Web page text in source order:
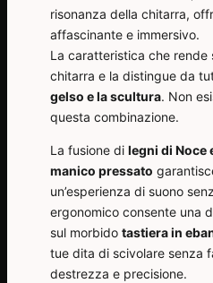
risonanza della chitarra,
affascinante e immersivo.
La caratteristica che rende
chitarra e la distingue da
gelso e la scultura. Non
questa combinazione.
La fusione di legni di Noce
manico pressato
un’esperienza di suono
ergonomico consente una
sul morbido tastiera in
tue dita di scivolare senza
destrezza e precisione.